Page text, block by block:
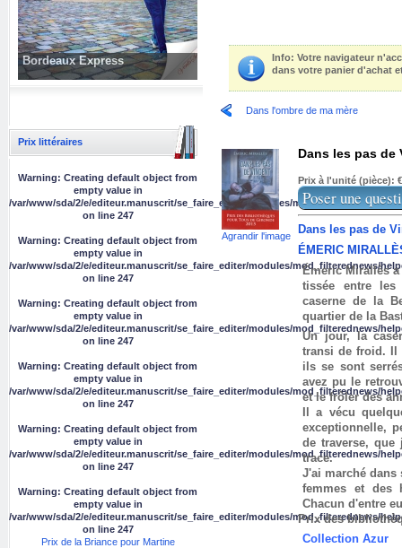
Bordeaux Express
Prix littéraires
Warning: Creating default object from
empty value in
/var/www/sda/2/e/editeur.manuscrit/se_faire_editer/modules/mod_filterednews/
on line 247
Warning: Creating default object from
empty value in
/var/www/sda/2/e/editeur.manuscrit/se_faire_editer/modules/mod_filterednews/
on line 247
Warning: Creating default object from
empty value in
/var/www/sda/2/e/editeur.manuscrit/se_faire_editer/modules/mod_filterednews/
on line 247
Warning: Creating default object from
empty value in
/var/www/sda/2/e/editeur.manuscrit/se_faire_editer/modules/mod_filterednews/
on line 247
Warning: Creating default object from
empty value in
/var/www/sda/2/e/editeur.manuscrit/se_faire_editer/modules/mod_filterednews/
on line 247
Warning: Creating default object from
empty value in
/var/www/sda/2/e/editeur.manuscrit/se_faire_editer/modules/mod_filterednews/
on line 247
Prix de la Briance pour Martine
cabinet
comptable, elle
grâce à la
aux voyages.
L'écriture
En
Info: Votre navigateur
dans votre panier d'achat
Dans l'ombre de ma mère
Agrandir l'image
Dans les pas de
Prix à l'unité (pièce):
Poser une
Dans les pas de
ÉMERIC
Émeric Mirallès
tissée entre
caserne de la
quartier de la
Un jour, la
transi de froid. Il
ils se sont
avez pu le
et le frôler des
Il a vécu
exceptionnelle,
de traverse,
trace.
J'ai marché dans
femmes et des
Chacun d'entre
Prix des
Collection Azur